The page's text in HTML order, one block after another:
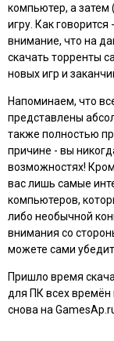
компьютер, а затем
игру. Как
внимание, что на
скачать торренты
новых игр и
Напоминаем, что
представлены
также полностью
причине - вы
возможностях!
вас лишь самые
компьютеров,
либо необычной
внимания со
можете сами
Пришло время
для ПК всех
снова на